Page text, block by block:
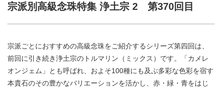
宗派別高級念珠特集 浄土宗 2 第370回目
宗派ごとにおすすめの高級念珠をご紹介するシリーズ第四回は、
前回に引き続き浄土宗のトルマリン（ミックス）です。「カメレ
オンジェム」とも呼ばれ、およそ100種にも及ぶ多彩な色彩を宿す
本貴石のその豊かなバリエーションを活かし、赤・緑・青をはじ